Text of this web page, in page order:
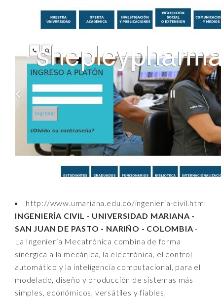
http://www.umariana.edu.co/ingenieria-civil.html
INGENIERÍA CIVIL - UNIVERSIDAD MARIANA -
SAN JUAN DE PASTO - NARIÑO - COLOMBIA -
La Ingeniería Mecatrónica combina de forma
sinérgica a la mecánica, la electrónica, el control
automático y la inteligencia computacional, para el
modelado, diseño y producción de sistemas más
simples, económicos, versátiles y fiables,